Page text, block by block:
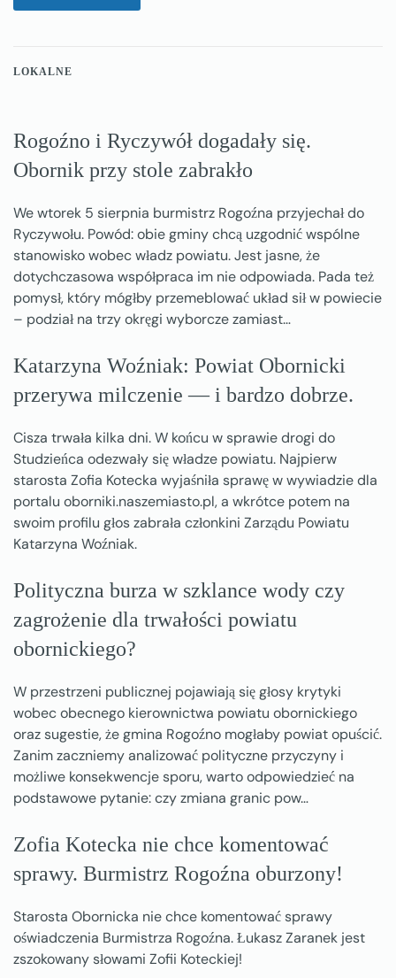
LOKALNE
Rogoźno i Ryczywół dogadały się.
Obornik przy stole zabrakło
We wtorek 5 sierpnia burmistrz Rogoźna przyjechał do
Ryczywołu. Powód: obie gminy chcą uzgodnić wspólne
stanowisko wobec władz powiatu. Jest jasne, że
dotychczasowa współpraca im nie odpowiada. Pada też
pomysł, który mógłby przemeblować układ sił w powiecie
– podział na trzy okręgi wyborcze zamiast…
Katarzyna Woźniak: Powiat Obornicki
przerywa milczenie — i bardzo dobrze.
Cisza trwała kilka dni. W końcu w sprawie drogi do
Studzieńca odezwały się władze powiatu. Najpierw
starosta Zofia Kotecka wyjaśniła sprawę w wywiadzie dla
portalu oborniki.naszemiasto.pl, a wkrótce potem na
swoim profilu głos zabrała członkini Zarządu Powiatu
Katarzyna Woźniak.
Polityczna burza w szklance wody czy
zagrożenie dla trwałości powiatu
obornickiego?
W przestrzeni publicznej pojawiają się głosy krytyki
wobec obecnego kierownictwa powiatu obornickiego
oraz sugestie, że gmina Rogoźno mogłaby powiat opuścić.
Zanim zaczniemy analizować polityczne przyczyny i
możliwe konsekwencje sporu, warto odpowiedzieć na
podstawowe pytanie: czy zmiana granic pow…
Zofia Kotecka nie chce komentować
sprawy. Burmistrz Rogoźna oburzony!
Starosta Obornicka nie chce komentować sprawy
oświadczenia Burmistrza Rogoźna. Łukasz Zaranek jest
zszokowany słowami Zofii Koteckiej!